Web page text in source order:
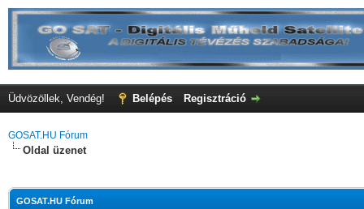
Üdvözöllek, Vendég! Belépés Regisztráció
GOSAT.HU Fórum
Oldal üzenet
GOSAT.HU Fórum